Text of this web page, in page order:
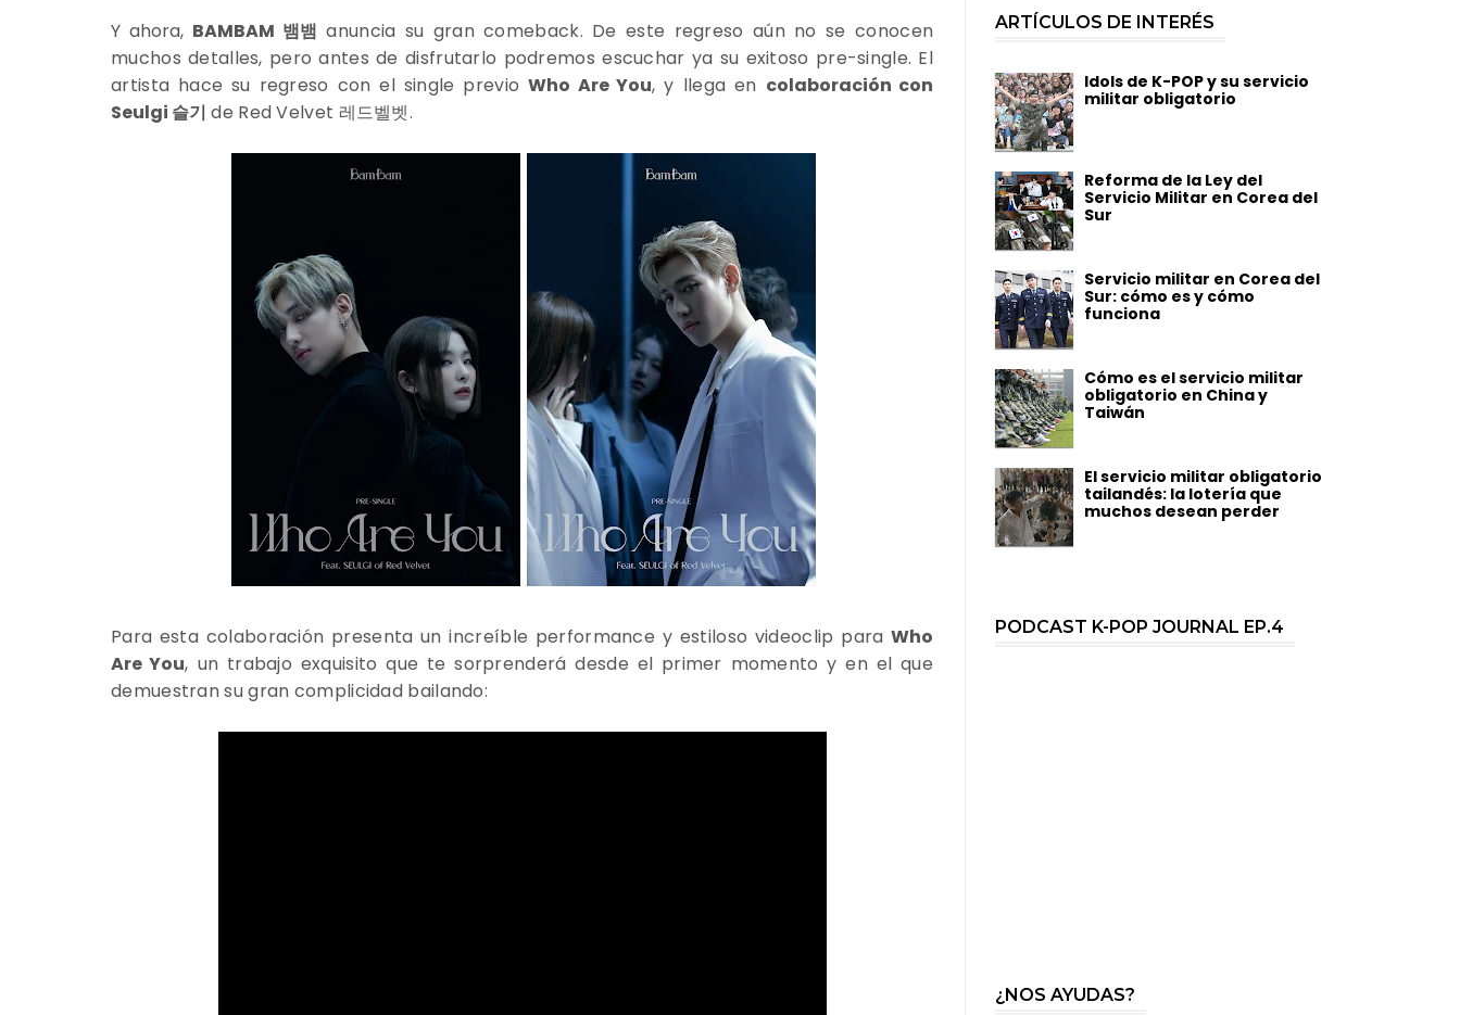
Y ahora, BAMBAM 뱀뱀 anuncia su gran comeback. De este regreso aún no se conocen
muchos detalles, pero antes de disfrutarlo podremos escuchar ya su exitoso pre-single. El
artista hace su regreso con el single previoWho Are You, y llegaen colaboración con
Seulgi 슬기 de Red Velvet 레드벨벳.
Para esta colaboración presenta un increíble performance y estiloso videoclip paraWho
Are You, un trabajo exquisito que te sorprenderá desde el primer momento y en el que
demuestran su gran complicidad bailando:
ARTÍCULOS DE INTERÉS
Idols de K-POP y su servicio
militar obligatorio
Reforma de la Ley del
Servicio Militar en Corea del
Sur
Servicio militar en Corea del
Sur: cómo es y cómo
funciona
Cómo es el servicio militar
obligatorio en China y
Taiwán
El servicio militar obligatorio
tailandés: la lotería que
muchos desean perder
PODCAST K-POP JOURNAL EP.4
¿NOS AYUDAS?